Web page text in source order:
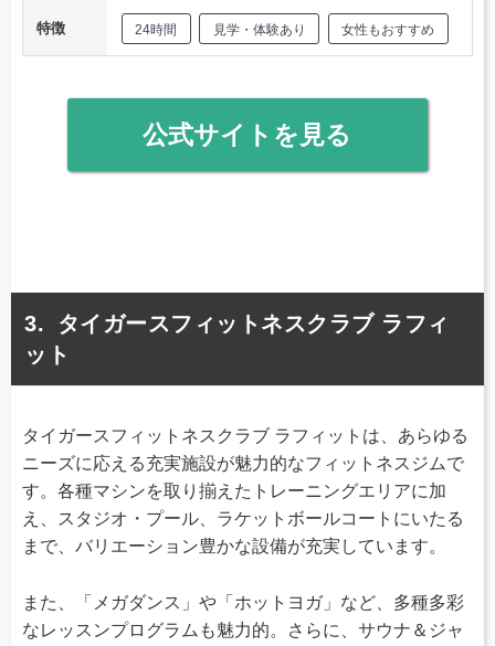
特徴 24時間 見学・体験あり 女性もおすすめ
公式サイトを見る
タイガースフィットネスクラブ ラフィ
ット
タイガースフィットネスクラブ ラフィットは、あらゆる
ニーズに応える充実施設が魅力的なフィットネスジムで
す。各種マシンを取り揃えたトレーニングエリアに加
え、スタジオ・プール、ラケットボールコートにいたる
まで、バリエーション豊かな設備が充実しています。
また、「メガダンス」や「ホットヨガ」など、多種多彩
なレッスンプログラムも魅力的。さらに、サウナ＆ジャ